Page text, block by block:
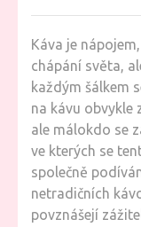
Káva je
chápání světa,
každým šálkem
na kávu obvykle
ale málokdo se
ve kterých se
společně
netradičních
povznášejí